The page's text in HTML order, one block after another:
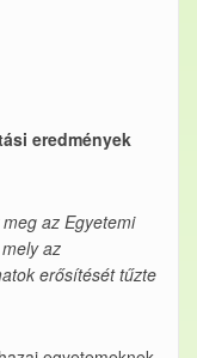
eredmények
az Egyetemi
az
erősítését tűzte